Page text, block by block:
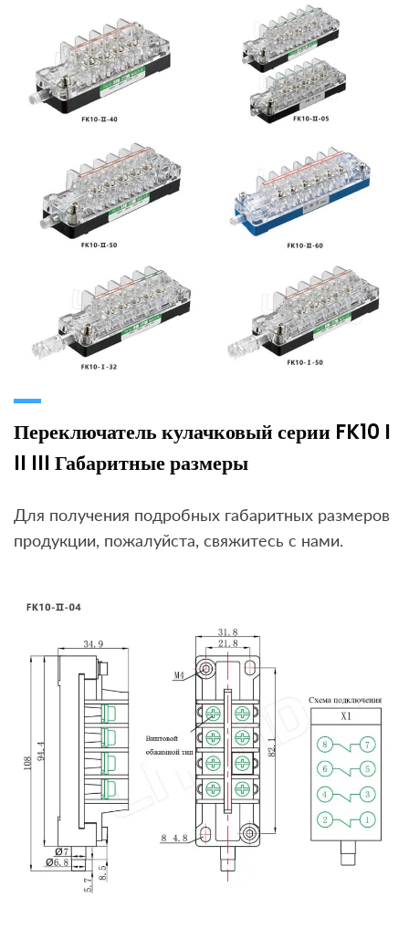
Переключатель кулачковый серии FK10 I
II III Габаритные размеры
Для получения подробных габаритных размеров
продукции, пожалуйста, свяжитесь с нами.